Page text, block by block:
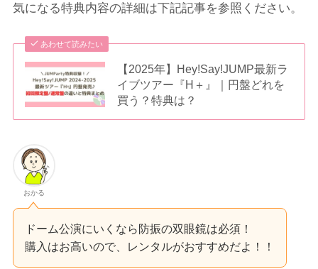
気になる特典内容の詳細は下記記事を参照ください。
あわせて読みたい
【2025年】Hey!Say!JUMP最新ラ
イブツアー『H＋』｜円盤どれを
買う？特典は？
おかる
ドーム公演にいくなら防振の双眼鏡は必須！
購入はお高いので、レンタルがおすすめだよ！！